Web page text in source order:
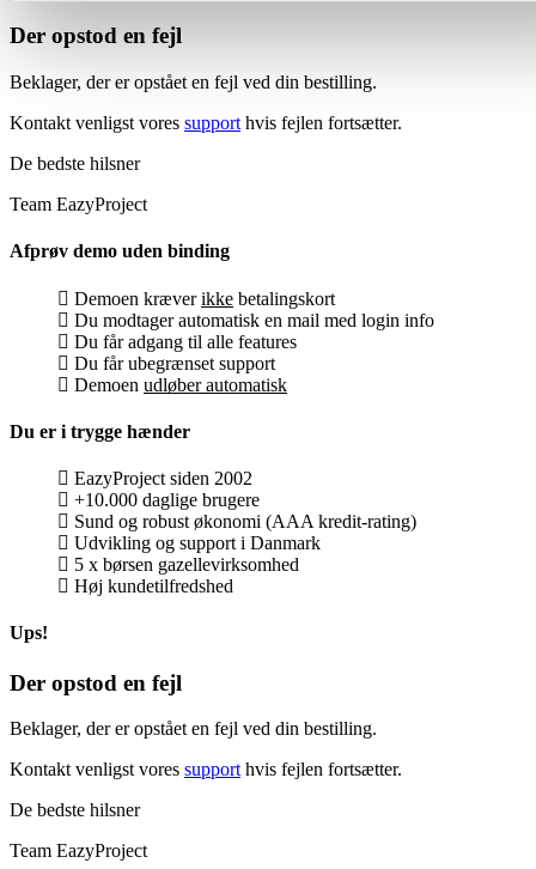
Der opstod en fejl
Beklager, der er opstået en fejl ved din bestilling.
Kontakt venligst vores support hvis fejlen fortsætter.
De bedste hilsner
Team EazyProject
Afprøv demo uden binding
Demoen kræverikke betalingskort
Du modtager automatisk en mail med login info
Du får adgang til alle features
Du får ubegrænset support
Demoen udløber automatisk
Du er i trygge hænder
EazyProject siden 2002
+10.000 daglige brugere
Sund og robust økonomi (AAA kredit-rating)
Udvikling og support i Danmark
5 x børsen gazellevirksomhed
Høj kundetilfredshed
Ups!
Der opstod en fejl
Beklager, der er opstået en fejl ved din bestilling.
Kontakt venligst vores support hvis fejlen fortsætter.
De bedste hilsner
Team EazyProject